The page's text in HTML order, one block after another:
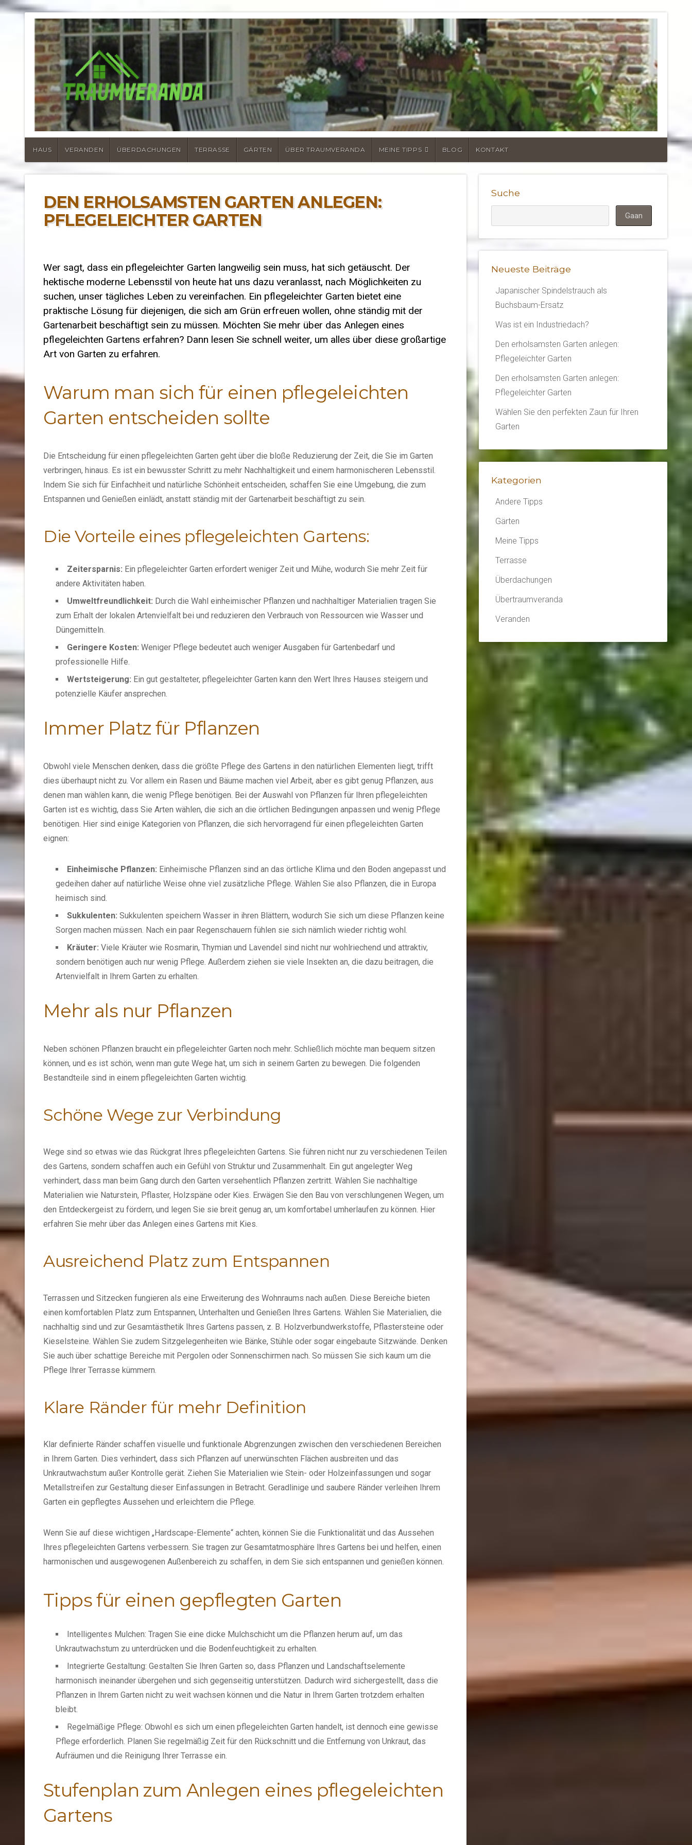
NACHRICHTEN UND FAKTEN ZU
TERRASSENÜBERDACHUNGEN UND VERANDEN
HAUS VERANDEN ÜBERDACHUNGEN TERRASSE GÄRTEN ÜBER TRAUMVERANDA MEINE TIPPS BLOG KONTAKT
DEN ERHOLSAMSTEN GARTEN ANLEGEN:
PFLEGELEICHTER GARTEN
Wer sagt, dass ein pflegeleichter Garten langweilig sein muss, hat sich getäuscht. Der
hektische moderne Lebensstil von heute hat uns dazu veranlasst, nach Möglichkeiten zu
suchen, unser tägliches Leben zu vereinfachen. Ein pflegeleichter Garten bietet eine
praktische Lösung für diejenigen, die sich am Grün erfreuen wollen, ohne ständig mit der
Gartenarbeit beschäftigt sein zu müssen. Möchten Sie mehr über das Anlegen eines
pflegeleichten Gartens erfahren? Dann lesen Sie schnell weiter, um alles über diese großartige
Art von Garten zu erfahren.
Warum man sich für einen pflegeleichten
Garten entscheiden sollte
Die Entscheidung für einen pflegeleichten Garten geht über die bloße Reduzierung der Zeit, die Sie im Garten
verbringen, hinaus. Es ist ein bewusster Schritt zu mehr Nachhaltigkeit und einem harmonischeren Lebensstil.
Indem Sie sich für Einfachheit und natürliche Schönheit entscheiden, schaffen Sie eine Umgebung, die zum
Entspannen und Genießen einlädt, anstatt ständig mit der Gartenarbeit beschäftigt zu sein.
Die Vorteile eines pflegeleichten Gartens:
Zeitersparnis: Ein pflegeleichter Garten erfordert weniger Zeit und Mühe, wodurch Sie mehr Zeit für
andere Aktivitäten haben.
Umweltfreundlichkeit: Durch die Wahl einheimischer Pflanzen und nachhaltiger Materialien tragen Sie
zum Erhalt der lokalen Artenvielfalt bei und reduzieren den Verbrauch von Ressourcen wie Wasser und
Düngemitteln.
Geringere Kosten: Weniger Pflege bedeutet auch weniger Ausgaben für Gartenbedarf und
professionelle Hilfe.
Wertsteigerung: Ein gut gestalteter, pflegeleichter Garten kann den Wert Ihres Hauses steigern und
potenzielle Käufer ansprechen.
Immer Platz für Pflanzen
Obwohl viele Menschen denken, dass die größte Pflege des Gartens in den natürlichen Elementen liegt, trifft
dies überhaupt nicht zu. Vor allem ein Rasen und Bäume machen viel Arbeit, aber es gibt genug Pflanzen, aus
denen man wählen kann, die wenig Pflege benötigen. Bei der Auswahl von Pflanzen für Ihren pflegeleichten
Garten ist es wichtig, dass Sie Arten wählen, die sich an die örtlichen Bedingungen anpassen und wenig Pflege
benötigen. Hier sind einige Kategorien von Pflanzen, die sich hervorragend für einen pflegeleichten Garten
eignen:
Einheimische Pflanzen: Einheimische Pflanzen sind an das örtliche Klima und den Boden angepasst und
gedeihen daher auf natürliche Weise ohne viel zusätzliche Pflege. Wählen Sie also Pflanzen, die in Europa
heimisch sind.
Sukkulenten: Sukkulenten speichern Wasser in ihren Blättern, wodurch Sie sich um diese Pflanzen keine
Sorgen machen müssen. Nach ein paar Regenschauern fühlen sie sich nämlich wieder richtig wohl.
Kräuter: Viele Kräuter wie Rosmarin, Thymian und Lavendel sind nicht nur wohlriechend und attraktiv,
sondern benötigen auch nur wenig Pflege. Außerdem ziehen sie viele Insekten an, die dazu beitragen, die
Artenvielfalt in Ihrem Garten zu erhalten.
Mehr als nur Pflanzen
Neben schönen Pflanzen braucht ein pflegeleichter Garten noch mehr. Schließlich möchte man bequem sitzen
können, und es ist schön, wenn man gute Wege hat, um sich in seinem Garten zu bewegen. Die folgenden
Bestandteile sind in einem pflegeleichten Garten wichtig.
Schöne Wege zur Verbindung
Wege sind so etwas wie das Rückgrat Ihres pflegeleichten Gartens. Sie führen nicht nur zu verschiedenen Teilen
des Gartens, sondern schaffen auch ein Gefühl von Struktur und Zusammenhalt. Ein gut angelegter Weg
verhindert, dass man beim Gang durch den Garten versehentlich Pflanzen zertritt. Wählen Sie nachhaltige
Materialien wie Naturstein, Pflaster, Holzspäne oder Kies. Erwägen Sie den Bau von verschlungenen Wegen, um
den Entdeckergeist zu fördern, und legen Sie sie breit genug an, um komfortabel umherlaufen zu können. Hier
erfahren Sie mehr über das Anlegen eines Gartens mit Kies.
Ausreichend Platz zum Entspannen
Terrassen und Sitzecken fungieren als eine Erweiterung des Wohnraums nach außen. Diese Bereiche bieten
einen komfortablen Platz zum Entspannen, Unterhalten und Genießen Ihres Gartens. Wählen Sie Materialien, die
nachhaltig sind und zur Gesamtästhetik Ihres Gartens passen, z. B. Holzverbundwerkstoffe, Pflastersteine oder
Kieselsteine. Wählen Sie zudem Sitzgelegenheiten wie Bänke, Stühle oder sogar eingebaute Sitzwände. Denken
Sie auch über schattige Bereiche mit Pergolen oder Sonnenschirmen nach. So müssen Sie sich kaum um die
Pflege Ihrer Terrasse kümmern.
Klare Ränder für mehr Definition
Klar definierte Ränder schaffen visuelle und funktionale Abgrenzungen zwischen den verschiedenen Bereichen
in Ihrem Garten. Dies verhindert, dass sich Pflanzen auf unerwünschten Flächen ausbreiten und das
Unkrautwachstum außer Kontrolle gerät. Ziehen Sie Materialien wie Stein- oder Holzeinfassungen und sogar
Metallstreifen zur Gestaltung dieser Einfassungen in Betracht. Geradlinige und saubere Ränder verleihen Ihrem
Garten ein gepflegtes Aussehen und erleichtern die Pflege.
Wenn Sie auf diese wichtigen „Hardscape-Elemente“ achten, können Sie die Funktionalität und das Aussehen
Ihres pflegeleichten Gartens verbessern. Sie tragen zur Gesamtatmosphäre Ihres Gartens bei und helfen, einen
harmonischen und ausgewogenen Außenbereich zu schaffen, in dem Sie sich entspannen und genießen können.
Tipps für einen gepflegten Garten
Intelligentes Mulchen: Tragen Sie eine dicke Mulchschicht um die Pflanzen herum auf, um das
Unkrautwachstum zu unterdrücken und die Bodenfeuchtigkeit zu erhalten.
Integrierte Gestaltung: Gestalten Sie Ihren Garten so, dass Pflanzen und Landschaftselemente
harmonisch ineinander übergehen und sich gegenseitig unterstützen. Dadurch wird sichergestellt, dass die
Pflanzen in Ihrem Garten nicht zu weit wachsen können und die Natur in Ihrem Garten trotzdem erhalten
bleibt.
Regelmäßige Pflege: Obwohl es sich um einen pflegeleichten Garten handelt, ist dennoch eine gewisse
Pflege erforderlich. Planen Sie regelmäßig Zeit für den Rückschnitt und die Entfernung von Unkraut, das
Aufräumen und die Reinigung Ihrer Terrasse ein.
Stufenplan zum Anlegen eines pflegeleichten
Gartens
Suche
Neueste Beiträge
Japanischer Spindelstrauch als
Buchsbaum-Ersatz
Was ist ein Industriedach?
Den erholsamsten Garten anlegen:
Pflegeleichter Garten
Den erholsamsten Garten anlegen:
Pflegeleichter Garten
Wählen Sie den perfekten Zaun für Ihren
Garten
Kategorien
Andere Tipps
Gärten
Meine Tipps
Terrasse
Überdachungen
Übertraumveranda
Veranden